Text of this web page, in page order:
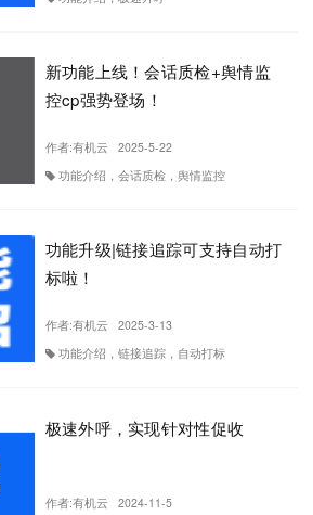
新功能上线！会话质检+舆情监
控cp强势登场！
作者:有机云
2025-5-22
功能介绍，会话质检，舆情监控
功能升级|链接追踪可支持自动打
标啦！
作者:有机云
2025-3-13
功能介绍，链接追踪，自动打标
极速外呼，实现针对性促收
作者:有机云
2024-11-5